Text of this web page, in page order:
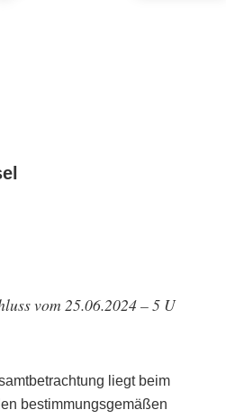
vom 25.06.2024 – 5 U
liegt beim
bestimmungsgemäßen